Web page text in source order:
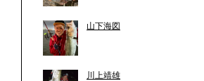
山下海図
川上靖雄